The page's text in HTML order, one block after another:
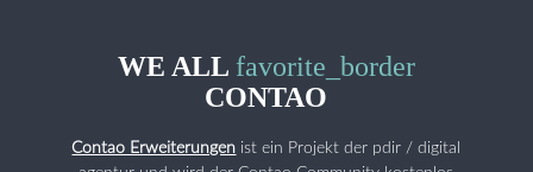
WE ALL favorite_border
CONTAO
Contao Erweiterungen ist ein Projekt der pdir / digital